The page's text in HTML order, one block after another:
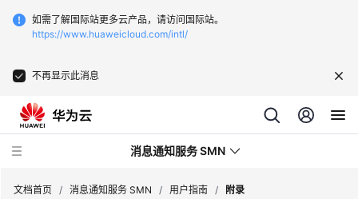
如需了解国际站更多云产品，请访问国际站。
https://www.huaweicloud.com/intl/
不再显示此消息
消息通知服务 SMN
文档首页 / 消息通知服务 SMN / 用户指南 / 附录